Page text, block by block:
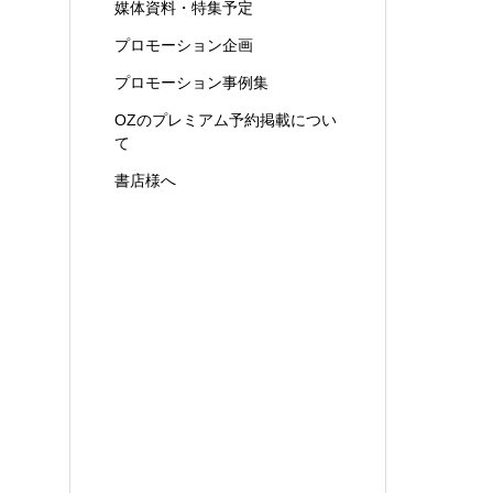
媒体資料・特集予定
プロモーション企画
プロモーション事例集
OZのプレミアム予約掲載につい
て
書店様へ